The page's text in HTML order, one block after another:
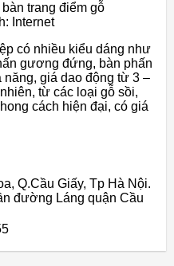
trang điểm gỗ
Internet
có nhiều kiểu dáng như
gương đứng, bàn phấn
giá dao động từ 3 –
từ các loại gỗ sồi,
cách hiện đại, có giá
Q.Cầu Giấy, Tp Hà Nội.
đường Láng quận Cầu